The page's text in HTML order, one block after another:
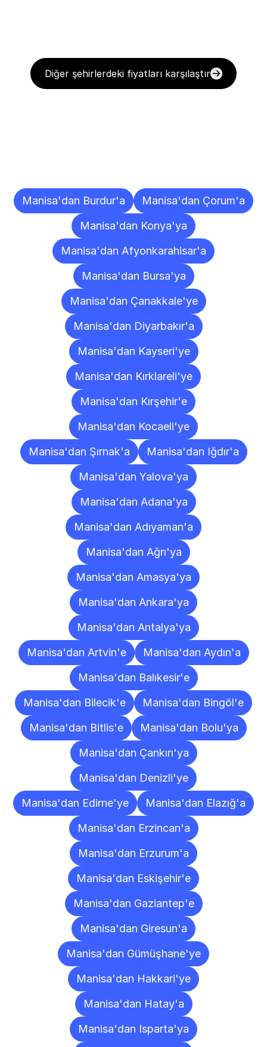
Diğer şehirlerdeki fiyatları karşılaştır
Manisa'dan Burdur'a
Manisa'dan Çorum'a
Manisa'dan Konya'ya
Manisa'dan Afyonkarahisar'a
Manisa'dan Bursa'ya
Manisa'dan Çanakkale'ye
Manisa'dan Diyarbakır'a
Manisa'dan Kayseri'ye
Manisa'dan Kırklareli'ye
Manisa'dan Kırşehir'e
Manisa'dan Kocaeli'ye
Manisa'dan Şırnak'a
Manisa'dan Iğdır'a
Manisa'dan Yalova'ya
Manisa'dan Adana'ya
Manisa'dan Adıyaman'a
Manisa'dan Ağrı'ya
Manisa'dan Amasya'ya
Manisa'dan Ankara'ya
Manisa'dan Antalya'ya
Manisa'dan Artvin'e
Manisa'dan Aydın'a
Manisa'dan Balıkesir'e
Manisa'dan Bilecik'e
Manisa'dan Bingöl'e
Manisa'dan Bitlis'e
Manisa'dan Bolu'ya
Manisa'dan Çankırı'ya
Manisa'dan Denizli'ye
Manisa'dan Edirne'ye
Manisa'dan Elazığ'a
Manisa'dan Erzincan'a
Manisa'dan Erzurum'a
Manisa'dan Eskişehir'e
Manisa'dan Gaziantep'e
Manisa'dan Giresun'a
Manisa'dan Gümüşhane'ye
Manisa'dan Hakkari'ye
Manisa'dan Hatay'a
Manisa'dan Isparta'ya